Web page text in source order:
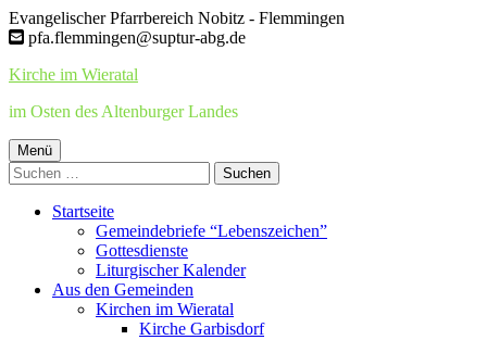
Springe
zum
Evangelischer Pfarrbereich Nobitz - Flemmingen
pfa.flemmingen@suptur-abg.de
Kirche im Wieratal
im Osten des Altenburger Landes
Primäres
Menü
Menü
Suchen
nach:
Startseite
Gemeindebriefe “Lebenszeichen”
Gottesdienste
Liturgischer Kalender
Aus den Gemeinden
Kirchen im Wieratal
Kirche Garbisdorf